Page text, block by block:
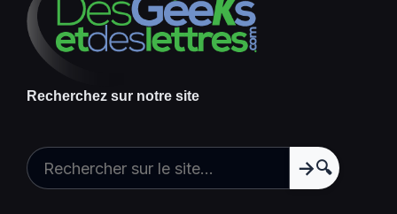
Recherchez sur notre site
🔍